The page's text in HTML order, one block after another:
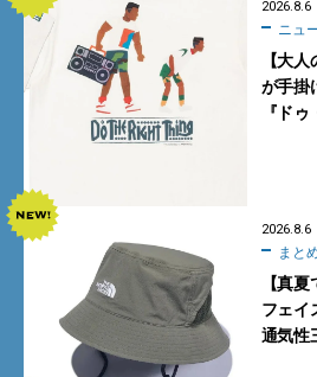
2026.8.6
ニュ
【大
が手掛
『ド
2026.8.6
まと
【真
フェイ
通気性